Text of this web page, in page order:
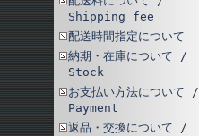
Shipping fee
配送時間指定について
納期・在庫について /
Stock
お支払い方法について /
Payment
返品・交換について /